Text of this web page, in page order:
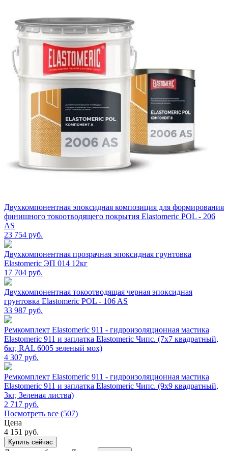
Двухкомпонентная эпоксидная композиция для формирования
финишного токоотводящего покрытия Elastomeric POL - 206
AS
23 754 руб.
Двухкомпонентная прозрачная эпоксидная грунтовка
Elastomeric ЭП 014 12кг
17 704 руб.
Двухкомпонентная токоотводящая черная эпоксидная
грунтовка Elastomeric POL - 106 AS
33 987 руб.
Ремкомплект Elastomeric 911 - гидроизоляционная мастика
Elastomeric 911 и заплатка Elastomeric Чипс. (7х7 квадратный,
6кг, RAL 6005 зеленый мох)
4 307 руб.
Ремкомплект Elastomeric 911 - гидроизоляционная мастика
Elastomeric 911 и заплатка Elastomeric Чипс. (9х9 квадратный,
3кг, Зеленая листва)
2 717 руб.
Посмотреть все (507)
Цена
4 151 руб.
Купить сейчас